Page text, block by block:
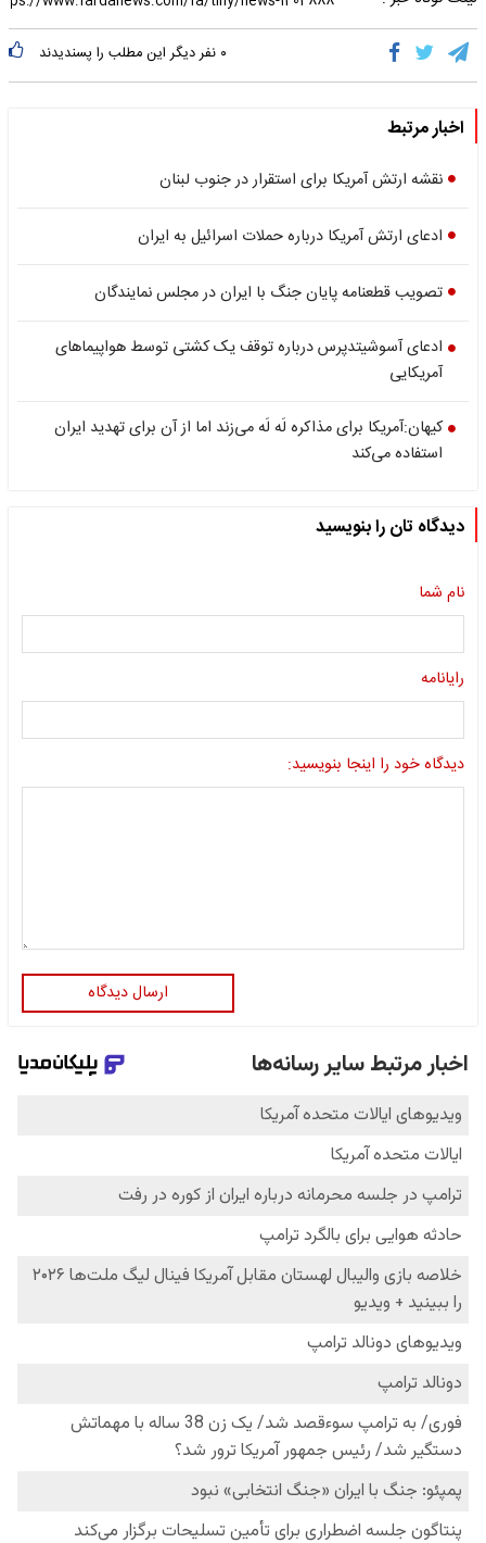
۰ نفر دیگر این مطلب را پسندیدند
اخبار مرتبط
نقشه ارتش آمریکا برای استقرار در جنوب لبنان
ادعای ارتش آمریکا درباره حملات اسرائیل به ایران
تصویب قطعنامه پایان جنگ با ایران در مجلس نمایندگان
ادعای آسوشیتدپرس درباره توقف یک کشتی توسط هواپیماهای
آمریکایی
کیهان:آمریکا برای مذاکره لَه لَه می‌زند اما از آن برای تهدید ایران
استفاده می‌کند
دیدگاه تان را بنویسید
نام شما
رایانامه
دیدگاه خود را اینجا بنویسید:
ارسال دیدگاه